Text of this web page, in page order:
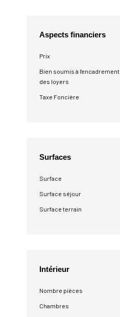
Aspects financiers
Prix
Bien soumis à l'encadrement
des loyers
Taxe Foncière
Surfaces
Surface
Surface séjour
Surface terrain
Intérieur
Nombre pièces
Chambres